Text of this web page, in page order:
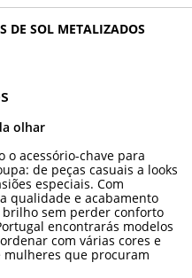
DE SOL METALIZADOS
olhar
o acessório-chave para
de peças casuais a looks
especiais. Com
qualidade e acabamento
sem perder conforto
encontrarás modelos
com várias cores e
mulheres que procuram